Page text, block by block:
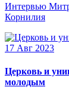
Интервью
Корнилия
17 Авг 2023
Церковь и
молодым